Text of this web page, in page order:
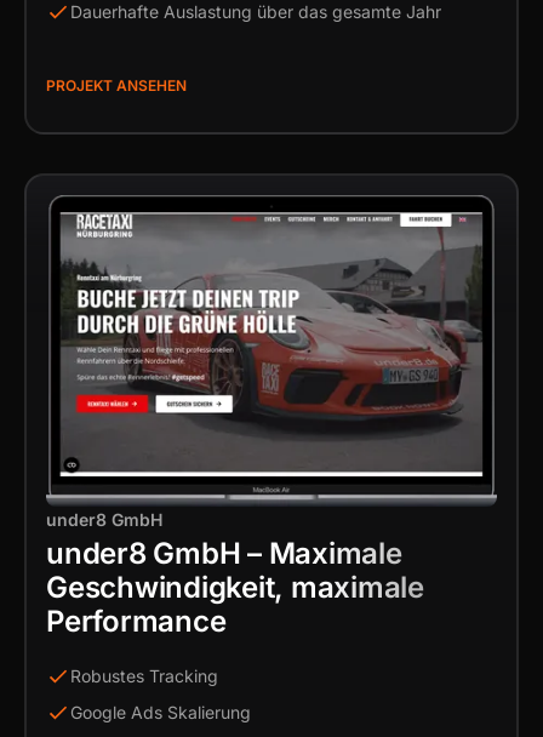
Dauerhafte Auslastung über das gesamte Jahr
PROJEKT ANSEHEN
under8 GmbH
under8 GmbH – Maximale
Geschwindigkeit, maximale
Performance
Robustes Tracking
Google Ads Skalierung